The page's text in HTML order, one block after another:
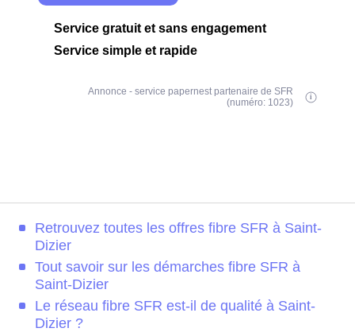
Service gratuit et sans engagement
Service simple et rapide
Annonce - service papernest partenaire de SFR
(numéro: 1023)
Retrouvez toutes les offres fibre SFR à Saint-
Dizier
Tout savoir sur les démarches fibre SFR à
Saint-Dizier
Le réseau fibre SFR est-il de qualité à Saint-
Dizier ?